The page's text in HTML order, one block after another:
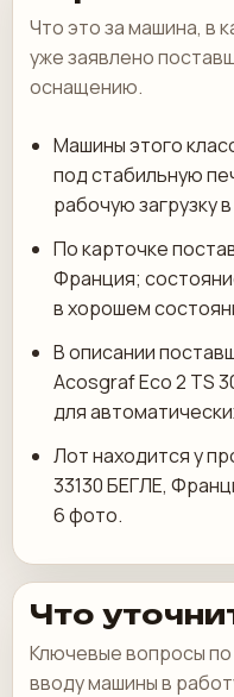
Что это за машина, в
уже заявлено
оснащению.
Машины этого
под стабильную
рабочую загрузку
По карточке
Франция;
в хорошем
В описании
Acosgraf Eco 2 TS
для
Лот находится у
33130 БЕГЛЕ,
6 фото.
Что
Ключевые вопросы
вводу машины в